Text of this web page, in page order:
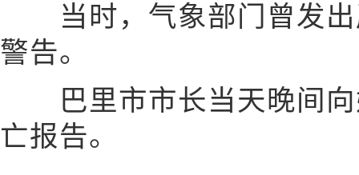
当时，气象部门曾发出
警告。
巴里市市长当天晚间向
亡报告。